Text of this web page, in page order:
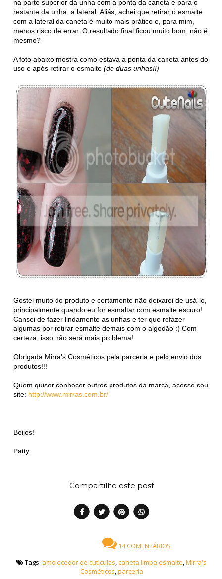
na parte superior da unha com a ponta da caneta e para o
restante da unha, a lateral. Aliás, achei que retirar o esmalte
com a lateral da caneta é muito mais prático e, para mim,
menos risco de errar. O resultado final ficou muito bom, não é
mesmo?
A foto abaixo mostra como estava a ponta da caneta antes do
uso e após retirar o esmalte (de duas unhas!!)
Gostei muito do produto e certamente não deixarei de usá-lo,
principalmente quando eu for esmaltar com esmalte escuro!
Cansei de fazer lindamente as unhas e ter que refazer
algumas por retirar esmalte demais com o algodão :( Com
certeza, isso não será mais problema!
Obrigada Mirra's Cosméticos pela parceria e pelo envio dos
produtos!!!
Quem quiser conhecer outros produtos da marca, acesse seu
site: http://www.mirras.com.br/
Beijos!
Patty
Compartilhe este post
14 COMENTÁRIOS
Tags: amolecedor de cutículas,caneta limpa esmalte,Mirra's
Cosméticos,parceria